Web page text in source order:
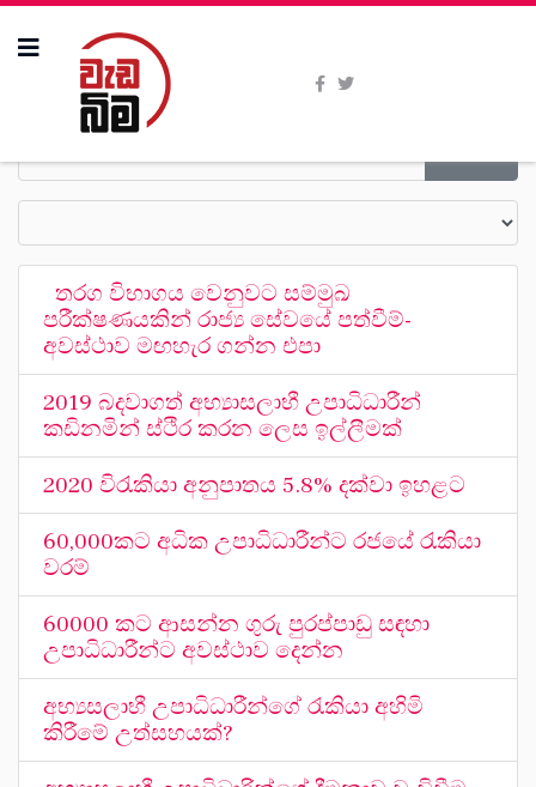
තරග විභාගය වෙනුවට සම්මුඛ
පරීක්ෂණයකින් රාජ්‍ය සේවයේ පත්වීම්-
අවස්ථාව මඟහැර ගන්න එපා
2019 බදවාගත් අභ්‍යාසලාභී උපාධිධාරීන්
කඩිනමින් ස්ථිර කරන ලෙස ඉල්ලීමක්
2020 විරැකියා අනුපාතය 5.8% දක්වා ඉහළට
60,000කට අධික උපාධිධාරීන්ට රජයේ රැකියා
වරම්
60000 කට ආසන්න ගුරු පුරප්පාඩු සඳහා
උපාධිධාරීන්ට අවස්ථාව දෙන්න
අභ්‍යසලාභී උපාධිධාරීන්ගේ රැකියා අහිමි
කිරීමේ උත්සහයක්?